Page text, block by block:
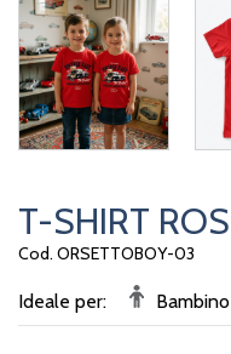
T-SHIRT
Cod. ORSETTOBOY-03
Ideale per: Bambino